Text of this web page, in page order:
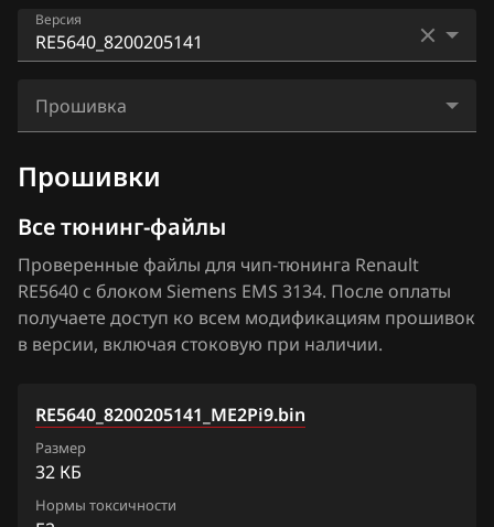
BAIC
Bentley
BMW
Brilliance
BYD
Cadillac
Changan
Chery
Bosch EDC17C42
Bosch MD1CS006
Sagem S3000
Siemens EMS 3110
Siemens EMS 3125
Siemens EMS 3130
Siemens EMS 3132
RE5410
RE5490
RE5600
RE5640
RE5720
RE5730
RE5810
REA630
REA820
Версия
RE5640_8200205141
RE5640_8200217414
RE5640_8200217416
RE5640_8200217752
RE5640_8200256101
RE5640_8200278000
RE5640_8200303502
RE5640_8200313573
Прошивка
Прошивки
Все тюнинг-файлы
Проверенные файлы для чип-тюнинга Renault
RE5640 с блоком Siemens EMS 3134. После оплаты
получаете доступ ко всем модификациям прошивок
в версии, включая стоковую при наличии.
RE5640_8200205141_ME2Pi9.bin
Размер
32 КБ
Нормы токсичности